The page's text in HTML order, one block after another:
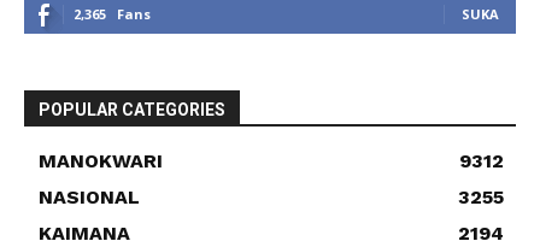
2,365 Fans SUKA
POPULAR CATEGORIES
MANOKWARI
9312
NASIONAL
3255
KAIMANA
2194